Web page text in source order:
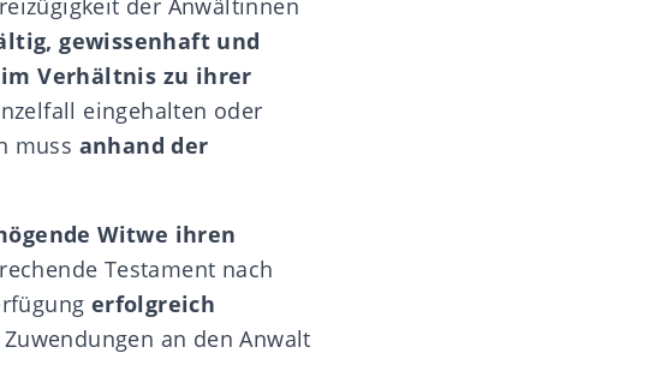
gewissenhaft und
Verhältnis zu ihrer
eingehalten oder
muss anhand der
Witwe ihren
Testament nach
erfolgreich
an den Anwalt